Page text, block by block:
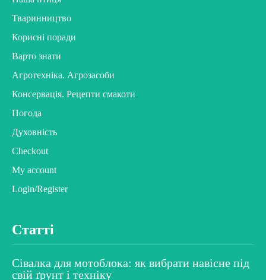
Тваринництво
Корисні поради
Варто знати
Агротехніка. Агрозасоби
Консервація. Рецепти смакоти
Погода
Духовність
Checkout
My account
Login/Register
Статті
Сівалка для мотоблока: як вибрати навісне під
свій ґрунт і техніку